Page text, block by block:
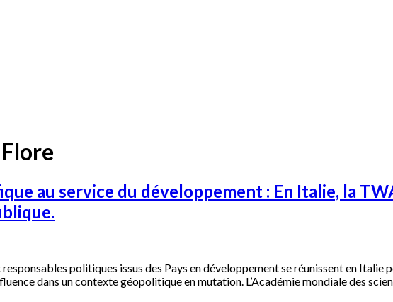
Flore
au service du développement : En Italie, la
politiques issus des Pays en développement se réunissent en
dans un contexte géopolitique en mutation. L’Académie mondiale des